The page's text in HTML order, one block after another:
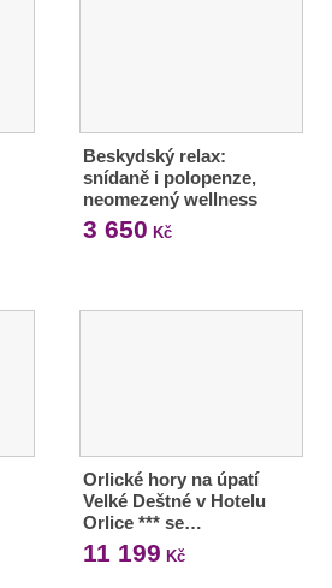
Beskydský relax:
snídaně i polopenze,
neomezený wellness
3 650 Kč
Orlické hory na úpatí
Velké Deštné v Hotelu
Orlice *** se…
11 199 Kč